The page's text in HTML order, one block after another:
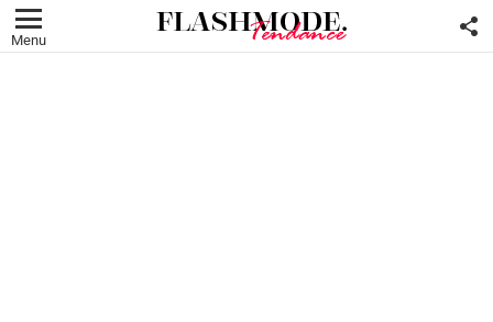
Menu